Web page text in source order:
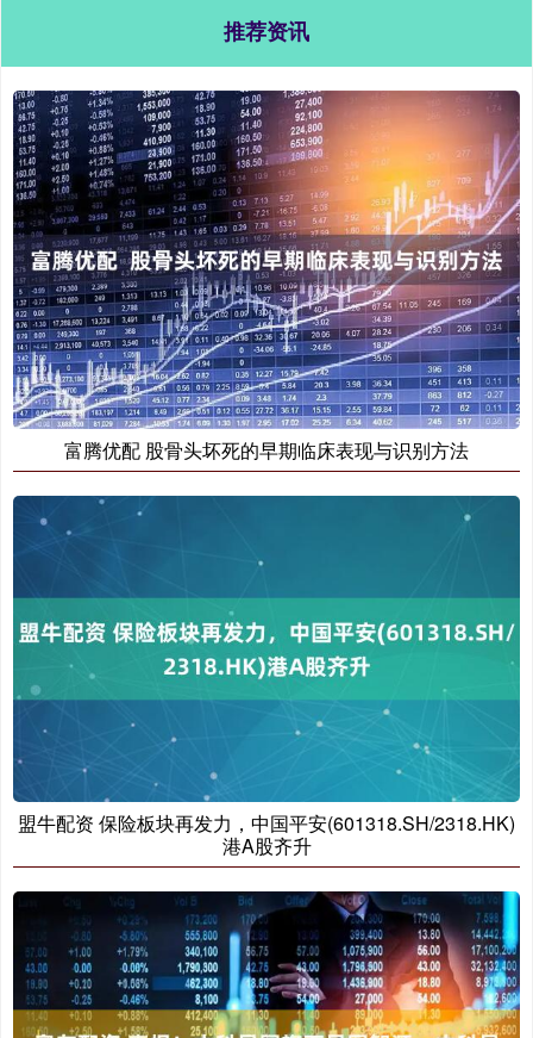
推荐资讯
富腾优配 股骨头坏死的早期临床表现与识别方法
盟牛配资 保险板块再发力，中国平安(601318.SH/2318.HK)
港A股齐升